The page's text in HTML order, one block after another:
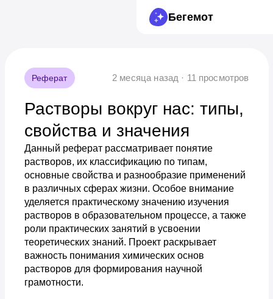
Бегемот
Реферат 2 месяца назад · 11 просмотров
Растворы вокруг нас: типы,
свойства и значения
Данный реферат рассматривает понятие
растворов, их классификацию по типам,
основные свойства и разнообразие применений
в различных сферах жизни. Особое внимание
уделяется практическому значению изучения
растворов в образовательном процессе, а также
роли практических занятий в усвоении
теоретических знаний. Проект раскрывает
важность понимания химических основ
растворов для формирования научной
грамотности.